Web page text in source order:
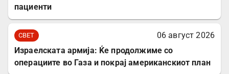
пациенти
СВЕТ
06 август 2026
Израелската армија: Ќе продолжиме со
операциите во Газа и покрај американскиот план